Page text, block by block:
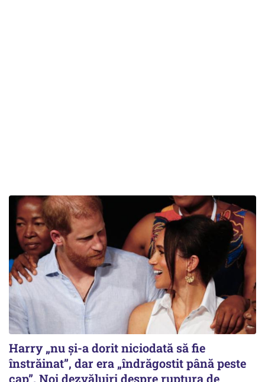
Harry „nu și-a dorit niciodată să fie
înstrăinat”, dar era „îndrăgostit până peste
cap”. Noi dezvăluiri despre ruptura de